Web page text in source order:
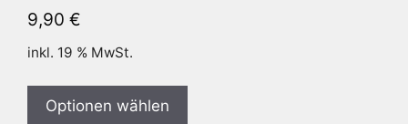
9,90 €
inkl. 19 % MwSt.
Optionen wählen